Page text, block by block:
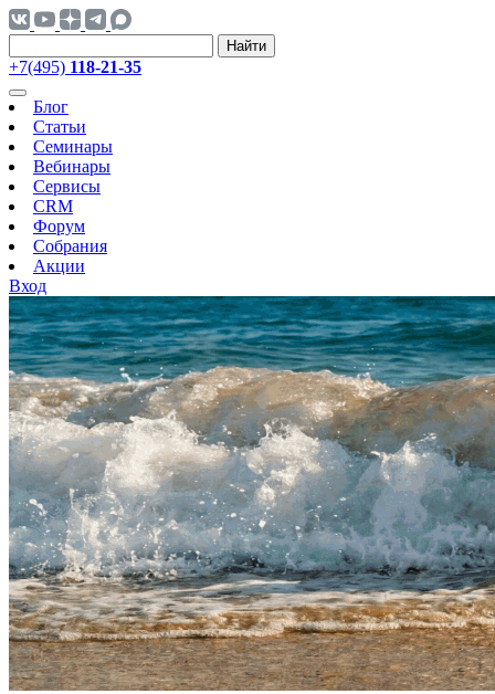
Найти
+7(495) 118-21-35
Блог
Статьи
Семинары
Вебинары
Сервисы
CRM
Форум
Собрания
Акции
Вход